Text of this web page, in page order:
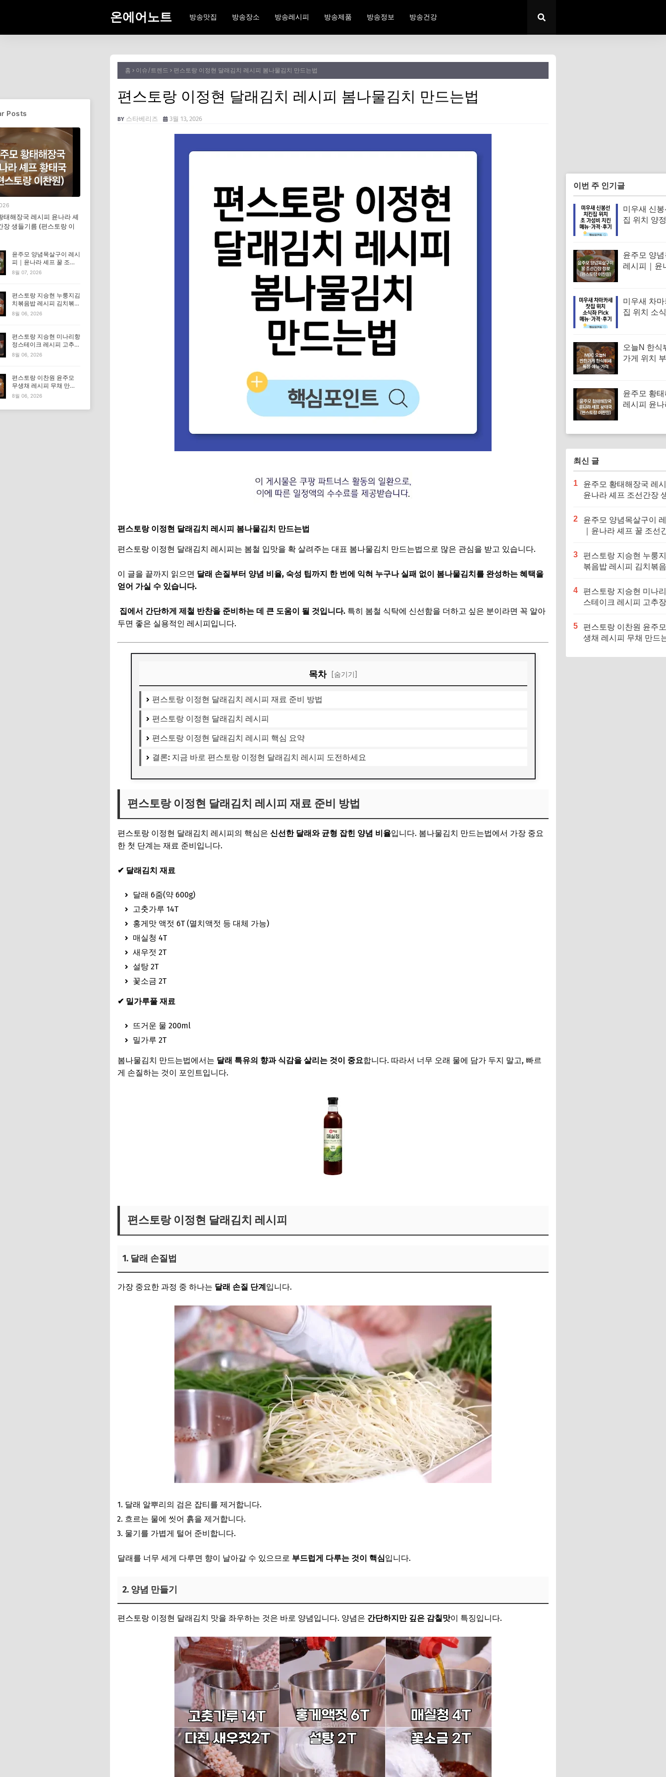
온에어노트 방송맛집 방송장소 방송레시피 방송제품 방송정보 방송건강
홈 이슈/트렌드 편스토랑 이정현 달래김치 레시피 봄나물김치 만드는법
편스토랑 이정현 달래김치 레시피 봄나물김치 만드는법
스타베리즈 3월 13, 2026
편스토랑 이정현 달래김치 레시피 봄나물김치 만드는법
편스토랑 이정현 달래김치 레시피는 봄철 입맛을 확 살려주는 대표 봄나물김치 만드는법으로 많은 관심을 받고 있습니다.
이 글을 끝까지 읽으면 달래 손질부터 양념 비율, 숙성 팁까지 한 번에 익혀 누구나 실패 없이 봄나물김치를 완성하는 혜택을
얻어 가실 수 있습니다.
집에서 간단하게 제철 반찬을 준비하는 데 큰 도움이 될 것입니다. 특히 봄철 식탁에 신선함을 더하고 싶은 분이라면 꼭 알아
두면 좋은 실용적인 레시피입니다.
목차 [숨기기]
편스토랑 이정현 달래김치 레시피 재료 준비 방법
편스토랑 이정현 달래김치 레시피
편스토랑 이정현 달래김치 레시피 핵심 요약
결론: 지금 바로 편스토랑 이정현 달래김치 레시피 도전하세요
편스토랑 이정현 달래김치 레시피 재료 준비 방법
편스토랑 이정현 달래김치 레시피의 핵심은 신선한 달래와 균형 잡힌 양념 비율입니다. 봄나물김치 만드는법에서 가장 중요
한 첫 단계는 재료 준비입니다.
✔ 달래김치 재료
달래 6줌(약 600g)
고춧가루 14T
홍게맛 액젓 6T (멸치액젓 등 대체 가능)
매실청 4T
새우젓 2T
설탕 2T
꽃소금 2T
✔ 밀가루풀 재료
뜨거운 물 200ml
밀가루 2T
봄나물김치 만드는법에서는 달래 특유의 향과 식감을 살리는 것이 중요합니다. 따라서 너무 오래 물에 담가 두지 말고, 빠르
게 손질하는 것이 포인트입니다.
편스토랑 이정현 달래김치 레시피
1. 달래 손질법
가장 중요한 과정 중 하나는 달래 손질 단계입니다.
달래 알뿌리의 검은 잡티를 제거합니다.
흐르는 물에 씻어 흙을 제거합니다.
물기를 가볍게 털어 준비합니다.
달래를 너무 세게 다루면 향이 날아갈 수 있으므로 부드럽게 다루는 것이 핵심입니다.
2. 양념 만들기
편스토랑 이정현 달래김치 맛을 좌우하는 것은 바로 양념입니다. 양념은 간단하지만 깊은 감칠맛이 특징입니다.
이번 주 인기글
미우새 신
집 위치 양
기
윤주모 양
레시피｜윤
미우새 차
집 위치 소
뉴·가격·후
오늘N 한식
가게 위치
찬장인)
윤주모 황
레시피 윤
최신 글
1
윤주모 황태해장국 레
윤나라 셰프 조선간장
2
윤주모 양념목살구이
｜윤나라 셰프 꿀 조선
3
편스토랑 지승현 누룽
볶음밥 레시피 김치볶
4
편스토랑 지승현 미나
스테이크 레시피 고추
5
편스토랑 이찬원 윤주
생채 레시피 무채 만드
Posts
태해장국 레시피 윤나라 셰
장 생들기름 (편스토랑 이
윤주모 양념목살구이 레시
피｜윤나라 셰프 꿀 조선
간장 정보 (편스토랑 이찬
8월 07, 2026
편스토랑 지승현 누룽지김
치볶음밥 레시피 김치볶음
밥 만드는법
8월 06, 2026
편스토랑 지승현 미나리항
정스테이크 레시피 고추장
마요소스 만드는법
8월 06, 2026
편스토랑 이찬원 윤주모
무생채 레시피 무채 만드
는법
8월 06, 2026